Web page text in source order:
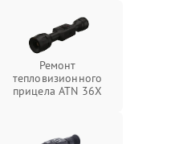
Ремонт
тепловизионного
прицела ATN 36X